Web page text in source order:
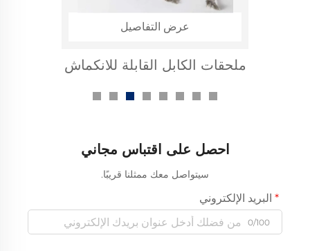
عرض التفاصيل
ملحقات الكابل القابلة للانكماش
احصل على اقتباس مجاني
سيتواصل معك ممثلنا قريبًا.
البريد الإلكتروني
0/100